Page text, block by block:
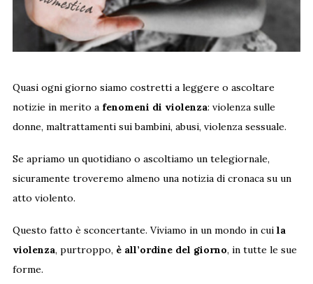
Quasi ogni giorno siamo costretti a leggere o ascoltare
notizie in merito a fenomeni di violenza: violenza sulle
donne, maltrattamenti sui bambini, abusi, violenza sessuale.
Se apriamo un quotidiano o ascoltiamo un telegiornale,
sicuramente troveremo almeno una notizia di cronaca su un
atto violento.
Questo fatto è sconcertante. Viviamo in un mondo in cui la
violenza, purtroppo, è all’ordine del giorno, in tutte le sue
forme.